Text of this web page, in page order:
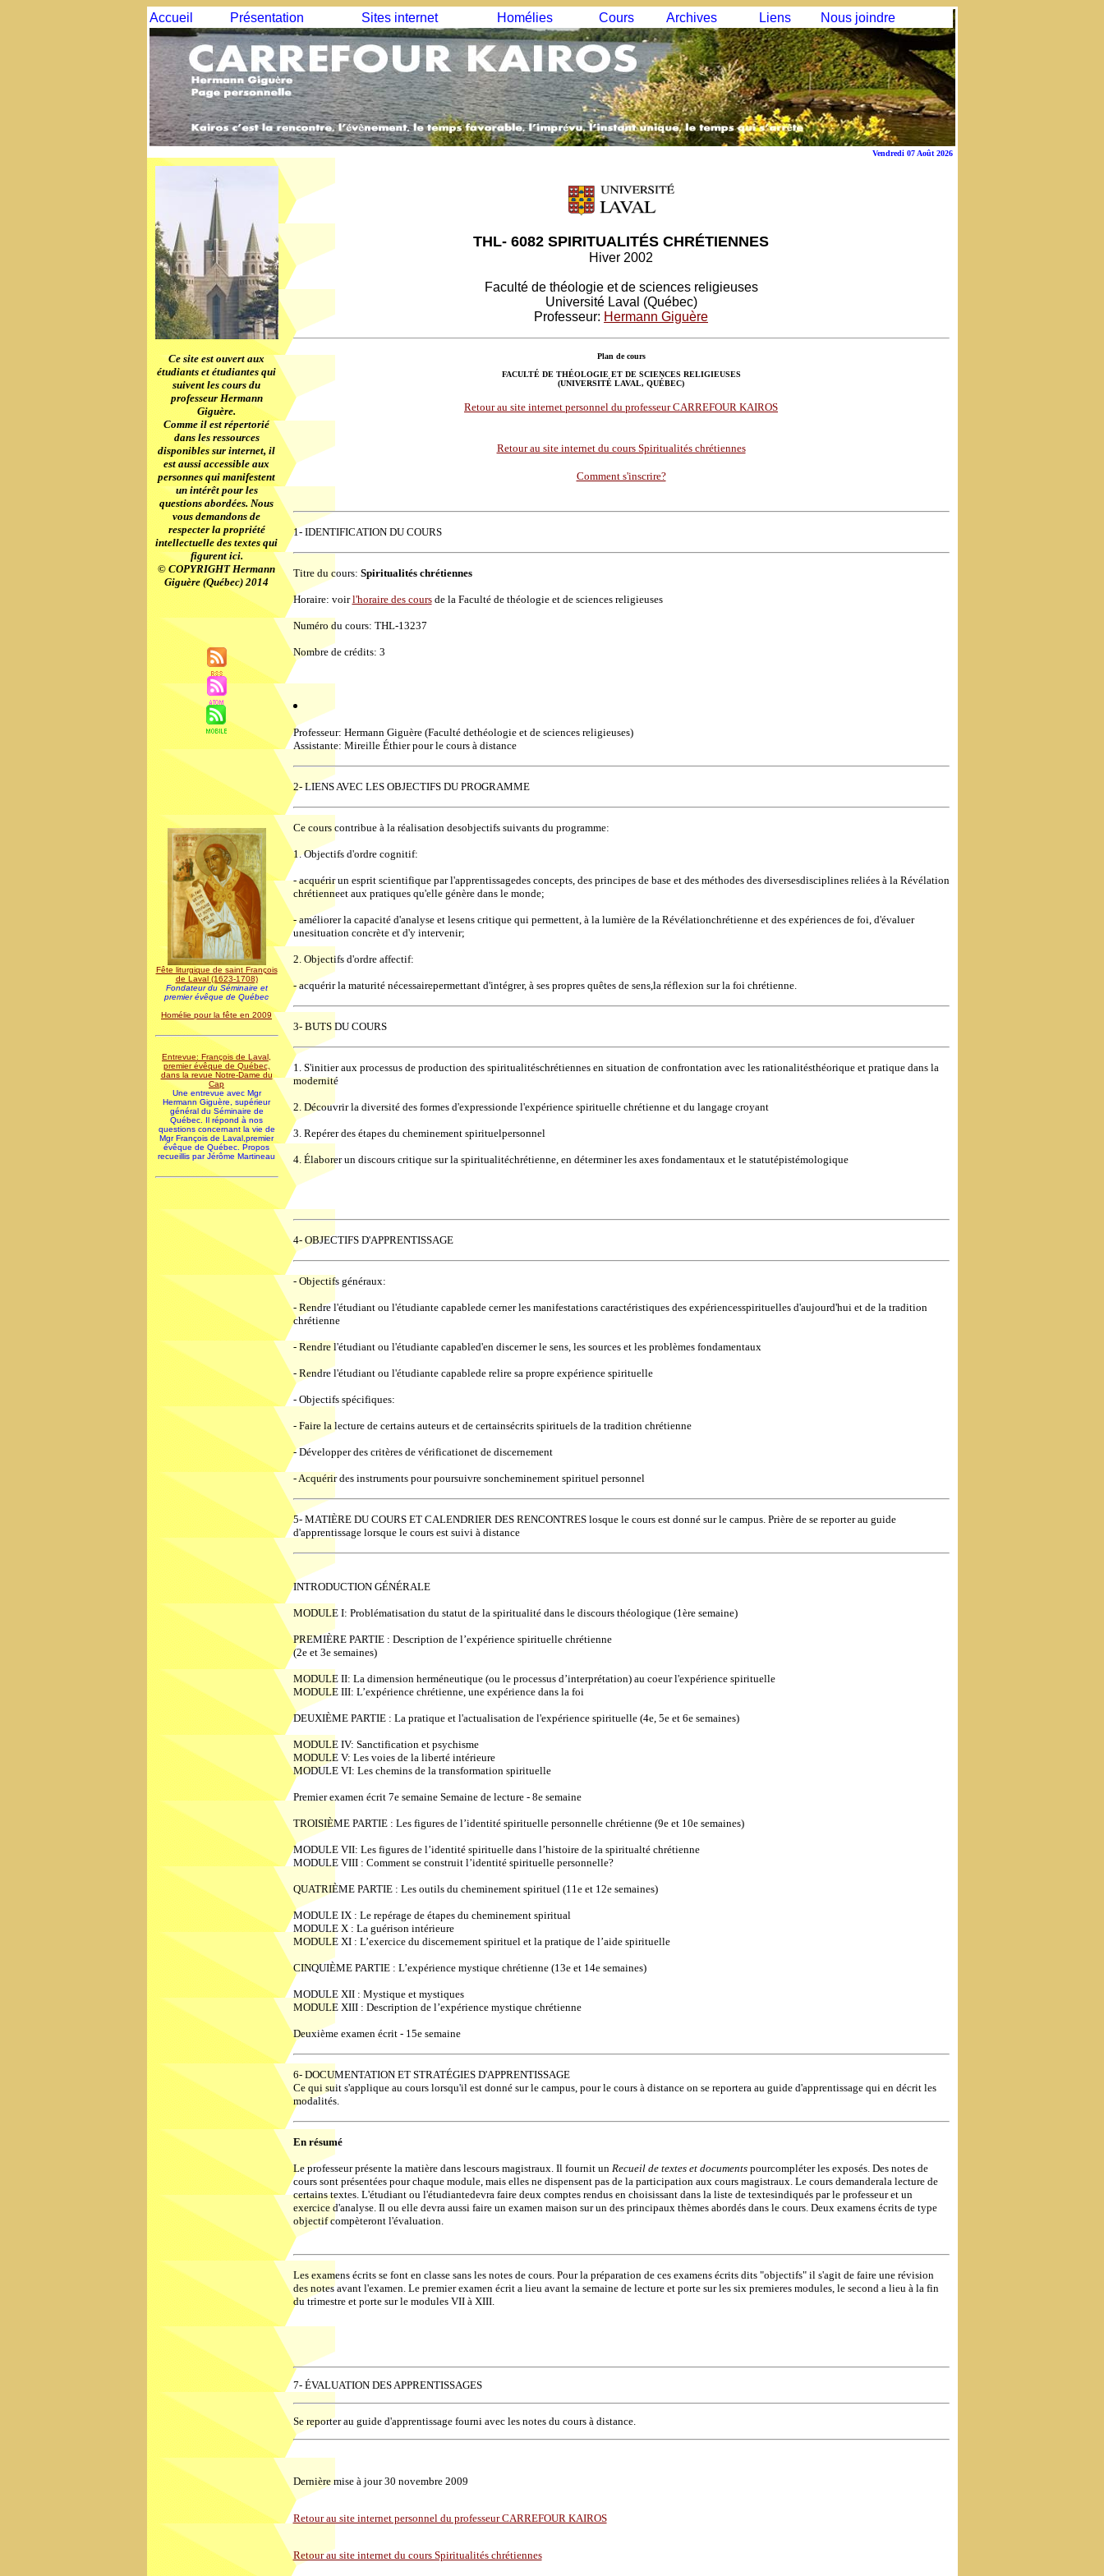
Accueil Présentation Sites internet Homélies Cours Archives Liens Nous joindre
Vendredi 07 Août 2026
Ce site est ouvert aux
étudiants et étudiantes qui
suivent les cours du
professeur Hermann
Giguère.
Comme il est répertorié
dans les ressources
disponibles sur internet, il
est aussi accessible aux
personnes qui manifestent
un intérêt pour les
questions abordées. Nous
vous demandons de
respecter la propriété
intellectuelle des textes qui
figurent ici.
© COPYRIGHT Hermann
Giguère (Québec) 2014
Fête liturgique de saint François
de Laval (1623-1708)
Fondateur du Séminaire et
premier évêque de Québec
Homélie pour la fête en 2009
Entrevue: François de Laval,
premier évêque de Québec,
dans la revue Notre-Dame du
Cap
Une entrevue avec Mgr
Hermann Giguère, supérieur
général du Séminaire de
Québec. Il répond à nos
questions concernant la vie de
Mgr François de Laval,premier
évêque de Québec. Propos
recueillis par Jérôme Martineau
THL- 6082 SPIRITUALITÉS CHRÉTIENNES
Hiver 2002
Faculté de théologie et de sciences religieuses
Université Laval (Québec)
Professeur: Hermann Giguère
Plan de cours
FACULTÉ DE THÉOLOGIE ET DE SCIENCES RELIGIEUSES
(UNIVERSITÉ LAVAL, QUÉBEC)
Retour au site internet personnel du professeur CARREFOUR KAIROS
Retour au site internet du cours Spiritualités chrétiennes
Comment s'inscrire?
1- IDENTIFICATION DU COURS
Titre du cours: Spiritualités chrétiennes
Horaire: voirl'horaire des coursde la Faculté de théologie et de sciences religieuses
Numéro du cours: THL-13237
Nombre de crédits: 3
Professeur: Hermann Giguère (Faculté dethéologie et de sciences religieuses)
Assistante: Mireille Éthier pour le cours à distance
2- LIENS AVEC LES OBJECTIFS DU PROGRAMME
Ce cours contribue à la réalisation desobjectifs suivants du programme:
1. Objectifs d'ordre cognitif:
- acquérir un esprit scientifique par l'apprentissagedes concepts, des principes de base et des méthodes des diversesdisciplines reliées à la Révélation
chrétienneet aux pratiques qu'elle génère dans le monde;
- améliorer la capacité d'analyse et lesens critique qui permettent, à la lumière de la Révélationchrétienne et des expériences de foi, d'évaluer
unesituation concrète et d'y intervenir;
2. Objectifs d'ordre affectif:
- acquérir la maturité nécessairepermettant d'intégrer, à ses propres quêtes de sens,la réflexion sur la foi chrétienne.
3- BUTS DU COURS
1. S'initier aux processus de production des spiritualitéschrétiennes en situation de confrontation avec les rationalitésthéorique et pratique dans la
modernité
2. Découvrir la diversité des formes d'expressionde l'expérience spirituelle chrétienne et du langage croyant
3. Repérer des étapes du cheminement spirituelpersonnel
4. Élaborer un discours critique sur la spiritualitéchrétienne, en déterminer les axes fondamentaux et le statutépistémologique
4- OBJECTIFS D'APPRENTISSAGE
- Objectifs généraux:
- Rendre l'étudiant ou l'étudiante capablede cerner les manifestations caractéristiques des expériencesspirituelles d'aujourd'hui et de la tradition
chrétienne
- Rendre l'étudiant ou l'étudiante capabled'en discerner le sens, les sources et les problèmes fondamentaux
- Rendre l'étudiant ou l'étudiante capablede relire sa propre expérience spirituelle
- Objectifs spécifiques:
- Faire la lecture de certains auteurs et de certainsécrits spirituels de la tradition chrétienne
- Développer des critères de vérificationet de discernement
- Acquérir des instruments pour poursuivre soncheminement spirituel personnel
5- MATIÈRE DU COURS ET CALENDRIER DES RENCONTRES losque le cours est donné sur le campus. Prière de se reporter au guide
d'apprentissage lorsque le cours est suivi à distance
INTRODUCTION GÉNÉRALE
MODULE I: Problématisation du statut de la spiritualité dans le discours théologique (1ère semaine)
PREMIÈRE PARTIE : Description de l’expérience spirituelle chrétienne
(2e et 3e semaines)
MODULE II: La dimension herméneutique (ou le processus d’interprétation) au coeur l'expérience spirituelle
MODULE III: L’expérience chrétienne, une expérience dans la foi
DEUXIÈME PARTIE : La pratique et l'actualisation de l'expérience spirituelle (4e, 5e et 6e semaines)
MODULE IV: Sanctification et psychisme
MODULE V: Les voies de la liberté intérieure
MODULE VI: Les chemins de la transformation spirituelle
Premier examen écrit 7e semaineSemaine de lecture - 8e semaine
TROISIÈME PARTIE : Les figures de l’identité spirituelle personnelle chrétienne (9e et 10e semaines)
MODULE VII: Les figures de l’identité spirituelle dans l’histoire de la spiritualté chrétienne
MODULE VIII : Comment se construit l’identité spirituelle personnelle?
QUATRIÈME PARTIE : Les outils du cheminement spirituel (11e et 12e semaines)
MODULE IX : Le repérage de étapes du cheminement spiritual
MODULE X : La guérison intérieure
MODULE XI : L’exercice du discernement spirituel et la pratique de l’aide spirituelle
CINQUIÈME PARTIE : L’expérience mystique chrétienne (13e et 14e semaines)
MODULE XII : Mystique et mystiques
MODULE XIII : Description de l’expérience mystique chrétienne
Deuxième examen écrit - 15e semaine
6- DOCUMENTATION ET STRATÉGIES D'APPRENTISSAGE
Ce qui suit s'applique au cours lorsqu'il est donné sur le campus, pour le cours à distance on se reportera au guide d'apprentissage qui en décrit les
modalités.
En résumé
Le professeur présente la matière dans lescours magistraux. Il fournit un Recueil de textes et documentspourcompléter les exposés. Des notes de
cours sont présentées pour chaque module, mais elles ne dispensent pas de la participation aux cours magistraux. Le cours demanderala lecture de
certains textes. L'étudiant ou l'étudiantedevra faire deux comptes rendus en choisissant dans la liste de textesindiqués par le professeur et un
exercice d'analyse. Il ou elle devra aussi faire un examen maison sur un des principaux thèmes abordés dans le cours. Deux examens écrits de type
objectif compèteront l'évaluation.
Les examens écrits se font en classe sans les notes de cours. Pour la préparation de ces examens écrits dits "objectifs" il s'agit de faire une révision
des notes avant l'examen. Le premier examen écrit a lieu avant la semaine de lecture et porte sur les six premieres modules, le second a lieu à la fin
du trimestre et porte sur le modules VII à XIII.
7- ÉVALUATION DES APPRENTISSAGES
Se reporter au guide d'apprentissage fourni avec les notes du cours à distance.
Dernière mise à jour 30 novembre 2009
Retour au site internet personnel du professeur CARREFOUR KAIROS
Retour au site internet du cours Spiritualités chrétiennes